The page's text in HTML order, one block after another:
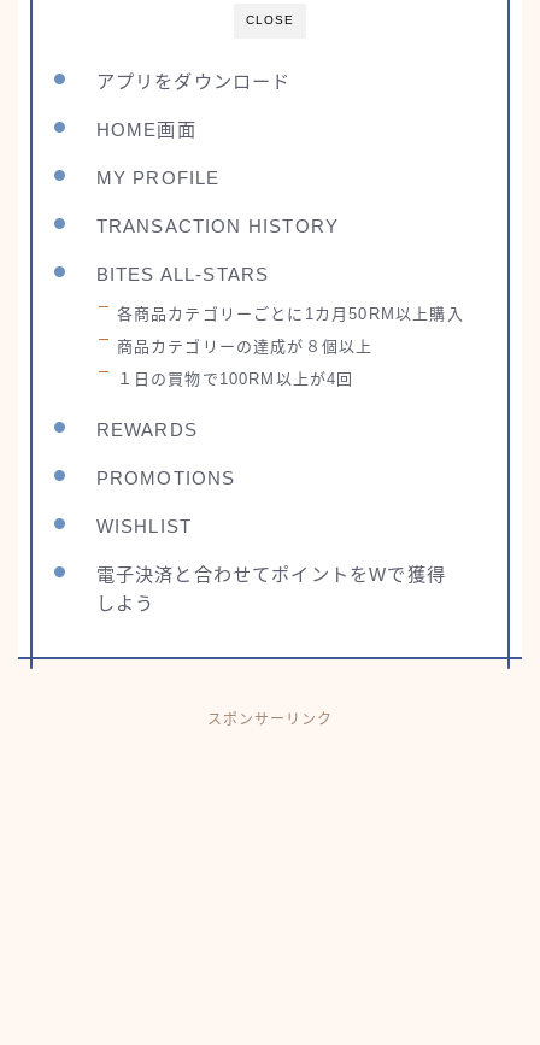
CLOSE
アプリをダウンロード
HOME画面
MY PROFILE
TRANSACTION HISTORY
BITES ALL-STARS
各商品カテゴリーごとに1カ月50RM以上購入
商品カテゴリーの達成が８個以上
１日の買物で100RM以上が4回
REWARDS
PROMOTIONS
WISHLIST
電子決済と合わせてポイントをWで獲得
しよう
スポンサーリンク